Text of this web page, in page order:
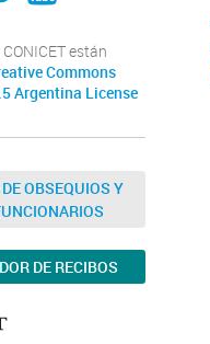
están
Commons
Argentina License
OBSEQUIOS Y
DE RECIBOS